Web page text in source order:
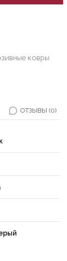
ковры
ОТЗЫВЫ (0)